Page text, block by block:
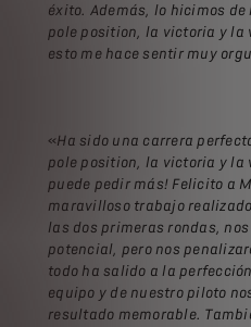
éxito. Además, lo hicimos
pole position, la victoria y la
esto me hace sentir muy
«Ha sido una carrera
pole position, la victoria y la
puede pedir más! Felicito a
maravilloso trabajo
las dos primeras rondas,
potencial, pero nos
todo ha salido a la
equipo y de nuestro piloto
resultado memorable.